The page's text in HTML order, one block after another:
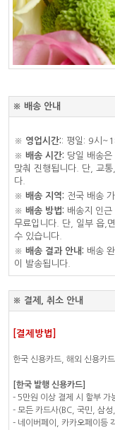
※ 배송 안내
※ 영업시간:: 평일: 9시
※ 배송 시간: 당일 배송
맞춰 진행됩니다. 단, 교
다.
※ 배송 지역: 전국 배송
※ 배송 방법: 배송지 인
무료입니다. 단, 일부 읍,
수 있습니다.
※ 배송 결과 안내: 배송
이 발송됩니다.
※ 결제, 취소 안내
[결제방법]
한국 신용카드, 해외 신용카
[한국 발행 신용카드]
- 5만원 이상 결제 시 할부 가
- 모든 카드사(BC, 국민, 삼
- 네이버페이, 카카오페이등